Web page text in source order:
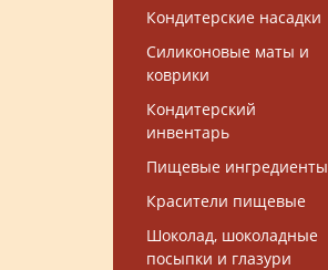
Кондитерские насадки
Силиконовые маты и
коврики
Кондитерский
инвентарь
Пищевые ингредиенты
Красители пищевые
Шоколад, шоколадные
посыпки и глазури